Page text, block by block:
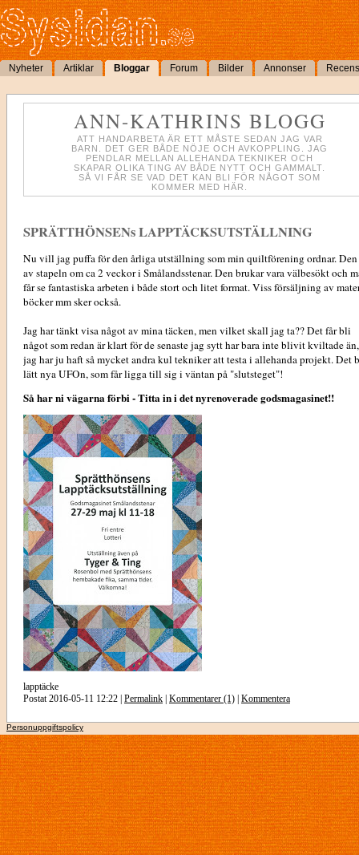
Nyheter Artiklar Bloggar Forum Bilder Annonser
ANN-KATHRINS BLOGG
ATT HANDARBETA ÄR ETT MÅSTE SEDAN JAG VAR
BARN. DET GER BÅDE NÖJE OCH AVKOPPLING. JAG
PENDLAR MELLAN ALLEHANDA TEKNIKER OCH
SKAPAR OLIKA TING AV BÅDE NYTT OCH GAMMALT.
SÅ VI FÅR SE VAD DET KAN BLI FÖR NÅGOT SOM
KOMMER MED HÄR.
SPRÄTTHÖNSENs LAPPTÄCKSUTSTÄLLNING
Nu vill jag puffa för den årliga utställning som min quiltförening ordnar. Den
av stapeln om ca 2 veckor i Smålandsstenar. Den brukar vara välbesökt och
får se fantastiska arbeten i både stort och litet format. Viss försäljning av
böcker mm sker också.
Jag har tänkt visa något av mina täcken, men vilket skall jag ta?? Det får bli
något som redan är klart för de senaste jag sytt har bara inte blivit kviltade
jag har ju haft så mycket andra kul tekniker att testa i allehanda projekt. Det
lätt nya UFOn, som får ligga till sig i väntan på "slutsteget"!
Så har ni vägarna förbi - Titta in i det nyrenoverade godsmagasinet!!
lapptäcke
Postat 2016-05-11 12:22 | Permalink Kommentarer (1) Kommentera
Personuppgiftspolicy